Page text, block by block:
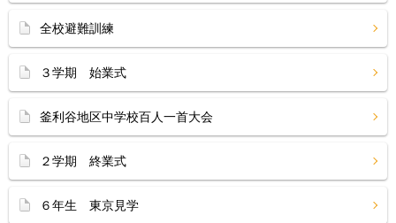
全校避難訓練
３学期 始業式
釜利谷地区中学校百人一首大会
２学期 終業式
６年生 東京見学